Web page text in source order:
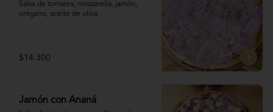
Salsa de tomates, mozzarella, jamón,
orégano, aceite de oliva.
$14.300
Jamón con Ananá